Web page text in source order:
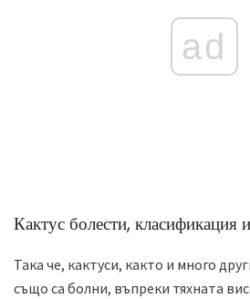
ad
Кактус болести, класификация
Така че, кактуси, както и много
също са болни, въпреки тяхната